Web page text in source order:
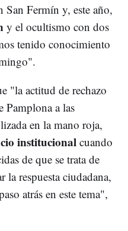
San Fermín y, este año,
y el ocultismo con dos
tenido conocimiento
"la actitud de rechazo
Pamplona a las
en la mano roja,
institucional cuando
de que se trata de
la respuesta ciudadana,
atrás en este tema",